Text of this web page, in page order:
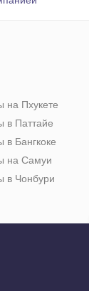
на Пхукете
в Паттайе
в Бангкоке
на Самуи
в Чонбури